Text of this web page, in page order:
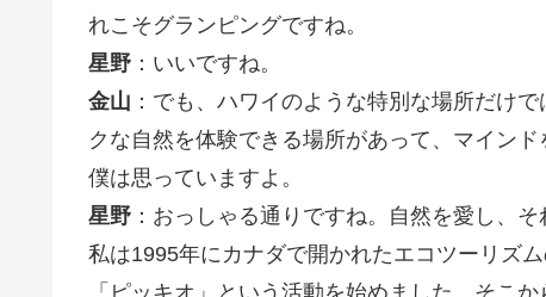
れこそグランピングですね。
星野 ：いいですね。
金山 ：でも、ハワイのような特別な場所だけ
クな自然を体験できる場所があって、マイン
僕は思っていますよ。
星野 ：おっしゃる通りですね。自然を愛し、
私は1995年にカナダで開かれたエコツーリズ
「ピッキオ」という活動を始めました。そこ